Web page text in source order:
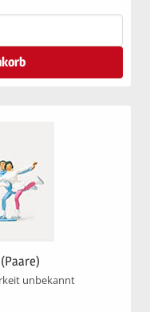
unbekannt